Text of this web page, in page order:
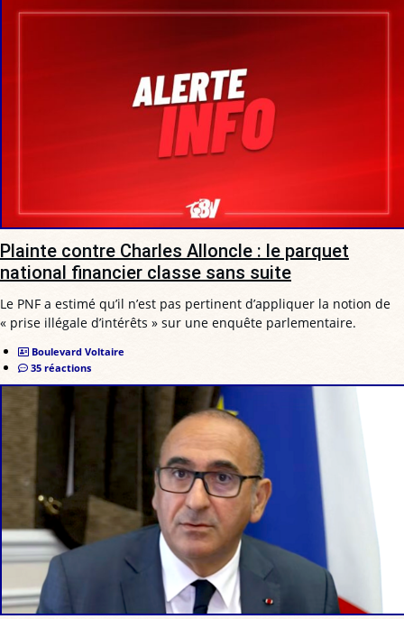
Plainte contre Charles Alloncle : le parquet
national financier classe sans suite
Le PNF a estimé qu’il n’est pas pertinent d’appliquer la notion de
« prise illégale d’intérêts » sur une enquête parlementaire.
Boulevard Voltaire
35 réactions